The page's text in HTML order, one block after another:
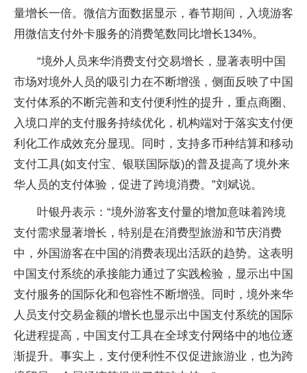
量增长一倍。微信方面数据显示，春节期间，入境游客
用微信支付外卡服务的消费笔数同比增长134%。
“境外人员来华消费支付交易增长，显著表明中国
市场对境外人员的吸引力在不断增强，侧面反映了中国
支付体系的不断完善和支付便利性的提升，重点商圈、
入境口岸的支付服务持续优化，机构端对于落实支付便
利化工作成效充分显现。同时，支持多币种结算和移动
支付工具(如支付宝、银联国际版)的普及提高了境外来
华人员的支付体验，促进了跨境消费。”刘斌说。
叶银丹表示：“境外游客支付量的增加意味着跨境
支付需求显著增长，特别是在消费型旅游和节庆消费
中，外国游客在中国的消费表现出活跃的趋势。这表明
中国支付系统的承接能力通过了实践检验，显示出中国
支付服务的国际化和包容性不断增强。同时，境外来华
人员支付交易金额的增长也显示出中国支付系统的国际
化进程提高，中国支付工具在全球支付网络中的地位逐
渐提升。事实上，支付便利性不仅促进旅游业，也为跨